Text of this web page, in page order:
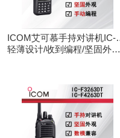
ICOM艾可慕手持对讲机IC-
V86/U86
轻薄设计/收到编程/坚固外观/